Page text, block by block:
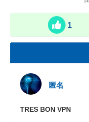
1
匿名
TRES BON VPN